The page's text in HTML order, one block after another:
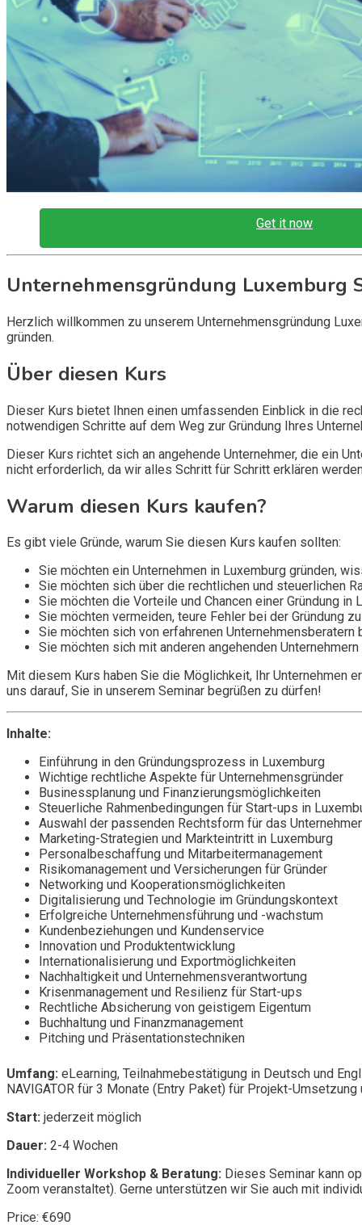
Get it now
Unternehmensgründung Luxemburg
Herzlich willkommen zu unserem Unternehmensgründung
gründen.
Über diesen Kurs
Dieser Kurs bietet Ihnen einen umfassenden Einblick in die
notwendigen Schritte auf dem Weg zur Gründung Ihres
Dieser Kurs richtet sich an angehende Unternehmer, die ein
nicht erforderlich, da wir alles Schritt für Schritt erklären
Warum diesen Kurs kaufen?
Es gibt viele Gründe, warum Sie diesen Kurs kaufen sollten:
Sie möchten ein Unternehmen in Luxemburg gründen,
Sie möchten sich über die rechtlichen und steuerlichen
Sie möchten die Vorteile und Chancen einer Gründung in
Sie möchten vermeiden, teure Fehler bei der Gründung
Sie möchten sich von erfahrenen Unternehmensberatern
Sie möchten sich mit anderen angehenden
Mit diesem Kurs haben Sie die Möglichkeit, Ihr Unternehmen
uns darauf, Sie in unserem Seminar begrüßen zu dürfen!
Inhalte:
Einführung in den Gründungsprozess in Luxemburg
Wichtige rechtliche Aspekte für Unternehmensgründer
Businessplanung und Finanzierungsmöglichkeiten
Steuerliche Rahmenbedingungen für Start-ups in
Auswahl der passenden Rechtsform für das
Marketing-Strategien und Markteintritt in Luxemburg
Personalbeschaffung und Mitarbeitermanagement
Risikomanagement und Versicherungen für Gründer
Networking und Kooperationsmöglichkeiten
Digitalisierung und Technologie im Gründungskontext
Erfolgreiche Unternehmensführung und -wachstum
Kundenbeziehungen und Kundenservice
Innovation und Produktentwicklung
Internationalisierung und Exportmöglichkeiten
Nachhaltigkeit und Unternehmensverantwortung
Krisenmanagement und Resilienz für Start-ups
Rechtliche Absicherung von geistigem Eigentum
Buchhaltung und Finanzmanagement
Pitching und Präsentationstechniken
Umfang: eLearning, Teilnahmebestätigung in Deutsch und
NAVIGATOR für 3 Monate (Entry Paket) für Projekt-
Start: jederzeit möglich
Dauer: 2-4 Wochen
Individueller Workshop & Beratung: Dieses Seminar kann
Zoom veranstaltet). Gerne unterstützen wir Sie auch mit
Price: €690